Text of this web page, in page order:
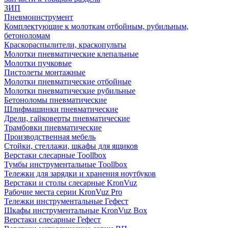
ЗИП
Пневмоинструмент
Комплектующие к молоткам отбойным, рубильным,
бетоноломам
Краскораспылители, краскопульты
Молотки пневматические клепальные
Молотки пучковые
Пистолеты монтажные
Молотки пневматические отбойные
Молотки пневматические рубильные
Бетоноломы пневматические
Шлифмашинки пневматические
Дрели, гайковерты пневматические
Трамбовки пневматические
Производственная мебель
Стойки, стеллажи, шкафы для ящиков
Верстаки слесарные Toollbox
Тумбы инструментальные Toollbox
Тележки для зарядки и хранения ноутбуков
Верстаки и столы слесарные KronVuz
Рабочие места серии KronVuz Pro
Тележки инструментальные Гефест
Шкафы инструментальные KronVuz Box
Верстаки слесарные Гефест